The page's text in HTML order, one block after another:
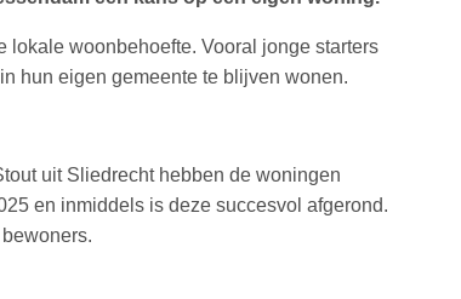
lokale woonbehoefte. Vooral jonge starters
hun eigen gemeente te blijven wonen.
uit Sliedrecht hebben de woningen
en inmiddels is deze succesvol afgerond.